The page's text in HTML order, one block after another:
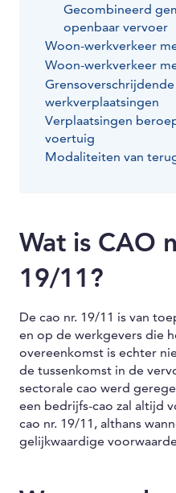
Gecombineerd
openbaar vervoer
Woon-werkverkeer
Woon-werkverkeer
werkverplaatsingen
Verplaatsingen
voertuig
Modaliteiten van
Wat is CAO
19/11?
De cao nr. 19/11 is van
en op de werkgevers die
overeenkomst is echter
de tussenkomst in de
sectorale cao werd
een bedrijfs-cao zal altijd
cao nr. 19/11, althans
gelijkwaardige